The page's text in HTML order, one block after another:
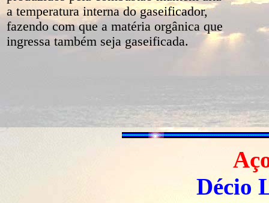
a temperatura interna do gaseificador,
fazendo com que a matéria orgânica que
ingressa também seja gaseificada.
Décio